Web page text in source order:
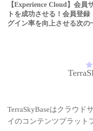
【Experience Cloud】会員
トを成功させる！会員登録
グイン率を向上させる次の
TerraSkyBaseはクラウド
イのコンテンツプラット